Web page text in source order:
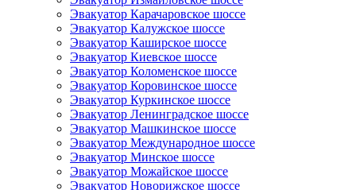
Эвакуатор Карачаровское шоссе
Эвакуатор Калужское шоссе
Эвакуатор Каширское шоссе
Эвакуатор Киевское шоссе
Эвакуатор Коломенское шоссе
Эвакуатор Коровинское шоссе
Эвакуатор Куркинское шоссе
Эвакуатор Ленинградское шоссе
Эвакуатор Машкинское шоссе
Эвакуатор Международное шоссе
Эвакуатор Минское шоссе
Эвакуатор Можайское шоссе
Эвакуатор Новорижское шоссе